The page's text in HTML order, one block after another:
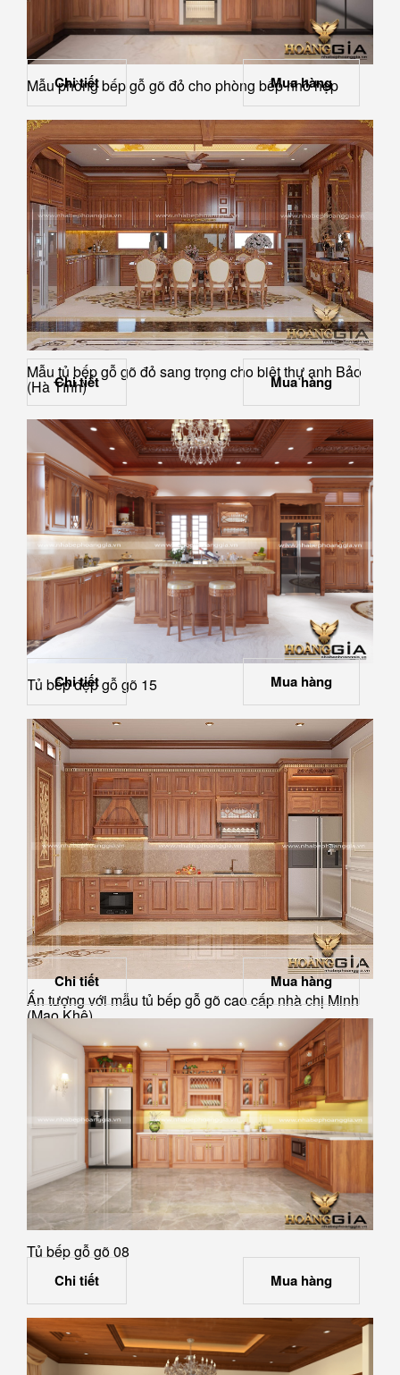
Mẫu phòng bếp gỗ gõ đỏ cho phòng bếp nhỏ hẹp
Chi tiết Mua hàng
Mẫu tủ bếp gỗ gõ đỏ sang trọng cho biệt thự anh Bảo
(Hà Tĩnh)
Chi tiết Mua hàng
Tủ bếp đẹp gỗ gõ 15
Chi tiết Mua hàng
Ấn tượng với mẫu tủ bếp gỗ gõ cao cấp nhà chị Minh
(Mạo Khê)
Chi tiết Mua hàng
Tủ bếp gỗ gõ 08
Chi tiết Mua hàng